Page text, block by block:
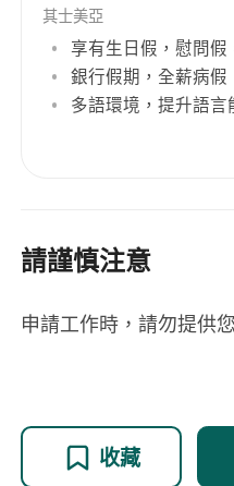
其士美亞
享有生日假，慰問假
銀行假期，全薪病假
多語環境，提升語言
請謹慎注意
申請工作時，請勿提供
收藏